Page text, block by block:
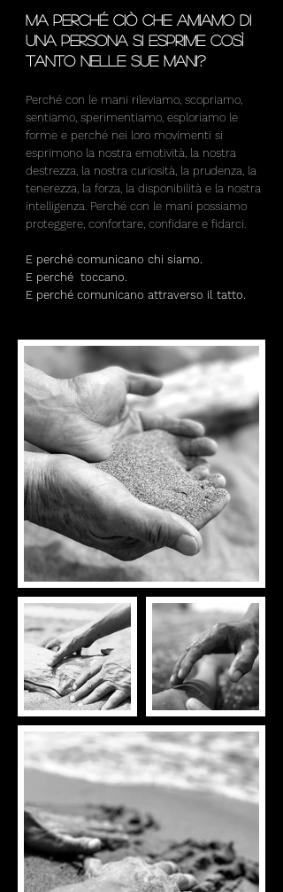
Ma perché ciò che amiamo di
una persona si esprime così
tanto nelle sue mani?
Perché con le mani rileviamo, scopriamo,
sentiamo, sperimentiamo, esploriamo le
forme e perché nei loro movimenti si
esprimono la nostra emotività, la nostra
destrezza, la nostra curiosità, la prudenza, la
tenerezza, la forza, la disponibilità e la nostra
intelligenza. Perché con le mani possiamo
proteggere, confortare, confidare e fidarci.
E perché comunicano chi siamo.
E perché toccano.
E perché comunicano attraverso il tatto.